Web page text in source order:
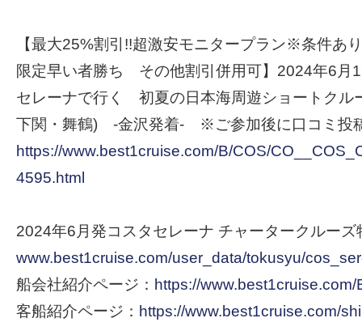
【最大25%割引!!超激安モニタープラン※条件
限定早い者勝ち その他割引併用可】2024年6月
セレーナで行く 初夏の日本海周遊ショートク
下関・舞鶴) -金沢発着- ※ご参加後に口コミ投
https://www.best1cruise.com/B/COS/
4595.html
2024年6月発コスタセレーナ チャータークルーズ
www.best1cruise.com/user_data/tokusyu/
船会社紹介ページ： https://www.best1cruise.com/
客船紹介ページ： https://www.best1cruise.com/